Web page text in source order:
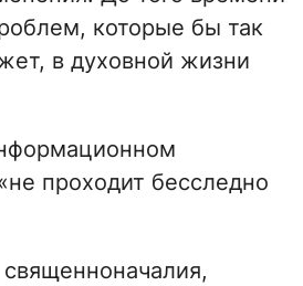
которые бы так
в духовной жизни
проходит бесследно